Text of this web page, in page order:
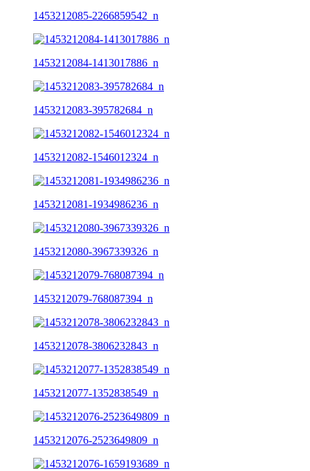
1453212085-2266859542_n
1453212084-1413017886_n
1453212083-395782684_n
1453212082-1546012324_n
1453212081-1934986236_n
1453212080-3967339326_n
1453212079-768087394_n
1453212078-3806232843_n
1453212077-1352838549_n
1453212076-2523649809_n